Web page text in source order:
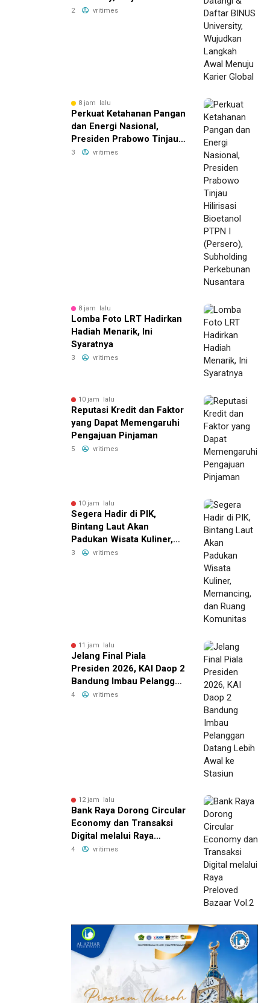
Langkah Awal Menuju
2 vritimes
8 jam lalu
Perkuat Ketahanan Pangan
dan Energi Nasional,
Presiden Prabowo Tinjau
Hilirisasi Bioetanol PTPN I
3 vritimes
8 jam lalu
Lomba Foto LRT Hadirkan
Hadiah Menarik, Ini
Syaratnya
3 vritimes
10 jam lalu
Reputasi Kredit dan Faktor
yang Dapat Memengaruhi
Pengajuan Pinjaman
5 vritimes
10 jam lalu
Segera Hadir di PIK,
Bintang Laut Akan
Padukan Wisata Kuliner,
Memancing, dan Ruang
3 vritimes
11 jam lalu
Jelang Final Piala
Presiden 2026, KAI Daop 2
Bandung Imbau Pelanggan
Datang Lebih Awal ke
4 vritimes
12 jam lalu
Bank Raya Dorong Circular
Economy dan Transaksi
Digital melalui Raya
Preloved Bazaar Vol.2
4 vritimes